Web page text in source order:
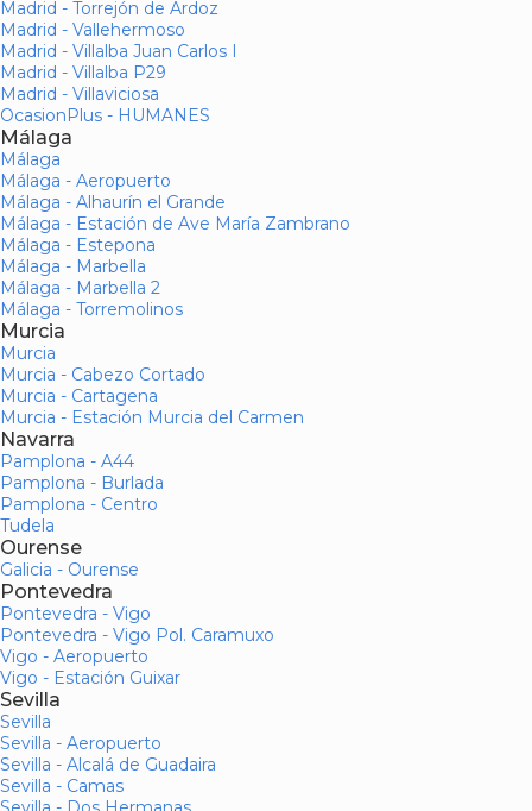
Madrid - Torrejón de Ardoz
Madrid - Vallehermoso
Madrid - Villalba Juan Carlos I
Madrid - Villalba P29
Madrid - Villaviciosa
OcasionPlus - HUMANES
Málaga
Málaga
Málaga - Aeropuerto
Málaga - Alhaurín el Grande
Málaga - Estación de Ave María Zambrano
Málaga - Estepona
Málaga - Marbella
Málaga - Marbella 2
Málaga - Torremolinos
Murcia
Murcia
Murcia - Cabezo Cortado
Murcia - Cartagena
Murcia - Estación Murcia del Carmen
Navarra
Pamplona - A44
Pamplona - Burlada
Pamplona - Centro
Tudela
Ourense
Galicia - Ourense
Pontevedra
Pontevedra - Vigo
Pontevedra - Vigo Pol. Caramuxo
Vigo - Aeropuerto
Vigo - Estación Guixar
Sevilla
Sevilla
Sevilla - Aeropuerto
Sevilla - Alcalá de Guadaira
Sevilla - Camas